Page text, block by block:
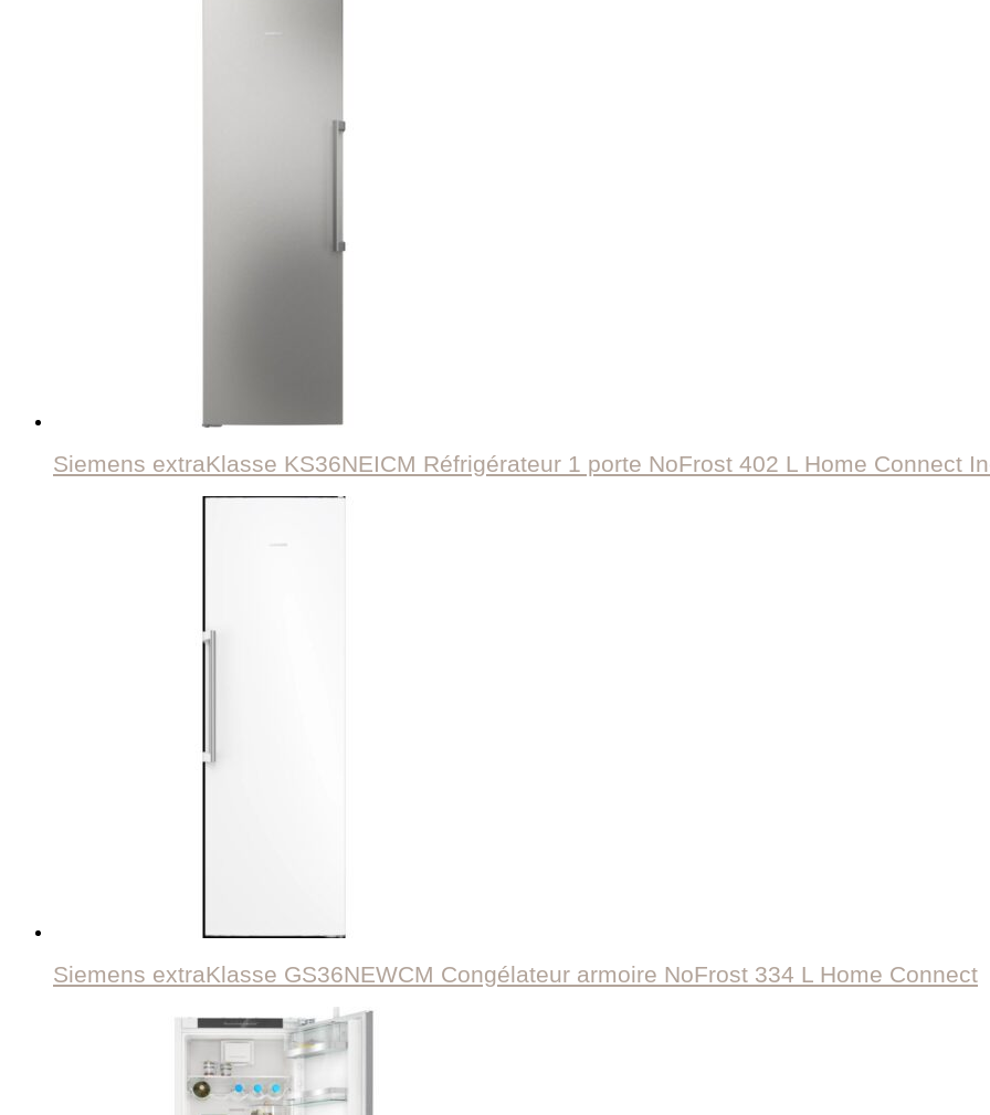
Siemens extraKlasse KS36NEICM Réfrigérateur 1 porte NoFrost 402 L Home Connect
Siemens extraKlasse GS36NEWCM Congélateur armoire NoFrost 334 L Home Connect